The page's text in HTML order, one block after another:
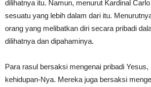
dilihatnya itu. Namun, menurut Kardinal
sesuatu yang lebih dalam dari itu.
orang yang melibatkan diri secara pribadi
dilihatnya dan dipahaminya.
Para rasul bersaksi mengenai pribadi
kehidupan-Nya. Mereka juga bersaksi